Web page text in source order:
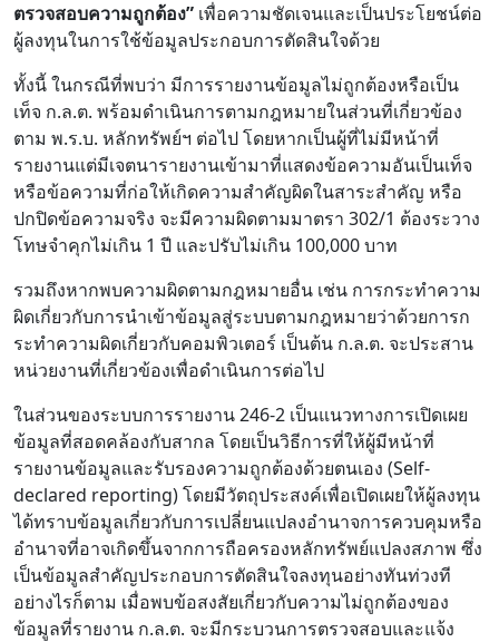
ตรวจสอบความถูกต้อง” เพื่อความชัดเจนและเป็นประโยชน์ต่อ
ผู้ลงทุนในการใช้ข้อมูลประกอบการตัดสินใจด้วย
ทั้งนี้ ในกรณีที่พบว่า มีการรายงานข้อมูลไม่ถูกต้องหรือเป็น
เท็จ ก.ล.ต. พร้อมดำเนินการตามกฎหมายในส่วนที่เกี่ยวข้อง
ตาม พ.ร.บ. หลักทรัพย์ฯ ต่อไป โดยหากเป็นผู้ที่ไม่มีหน้าที่
รายงานแต่มีเจตนารายงานเข้ามาที่แสดงข้อความอันเป็นเท็จ
หรือข้อความที่ก่อให้เกิดความสำคัญผิดในสาระสำคัญ หรือ
ปกปิดข้อความจริง จะมีความผิดตามมาตรา 302/1 ต้องระวาง
โทษจำคุกไม่เกิน 1 ปี และปรับไม่เกิน 100,000 บาท
รวมถึงหากพบความผิดตามกฎหมายอื่น เช่น การกระทำความ
ผิดเกี่ยวกับการนำเข้าข้อมูลสู่ระบบตามกฎหมายว่าด้วยการก
ระทำความผิดเกี่ยวกับคอมพิวเตอร์ เป็นต้น ก.ล.ต. จะประสาน
หน่วยงานที่เกี่ยวข้องเพื่อดำเนินการต่อไป
ในส่วนของระบบการรายงาน 246-2 เป็นแนวทางการเปิดเผย
ข้อมูลที่สอดคล้องกับสากล โดยเป็นวิธีการที่ให้ผู้มีหน้าที่
รายงานข้อมูลและรับรองความถูกต้องด้วยตนเอง (Self-
declared reporting) โดยมีวัตถุประสงค์เพื่อเปิดเผยให้ผู้ลงทุน
ได้ทราบข้อมูลเกี่ยวกับการเปลี่ยนแปลงอำนาจการควบคุมหรือ
อำนาจที่อาจเกิดขึ้นจากการถือครองหลักทรัพย์แปลงสภาพ ซึ่ง
เป็นข้อมูลสำคัญประกอบการตัดสินใจลงทุนอย่างทันท่วงที
อย่างไรก็ตาม เมื่อพบข้อสงสัยเกี่ยวกับความไม่ถูกต้องของ
ข้อมูลที่รายงาน ก.ล.ต. จะมีกระบวนการตรวจสอบและแจ้ง